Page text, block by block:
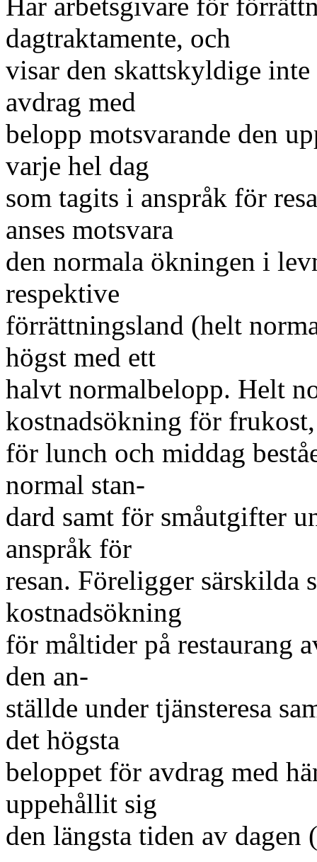
dagtraktamente, och
visar den skattskyldige
avdrag med
belopp motsvarande den
varje hel dag
som tagits i anspråk för
anses motsvara
den normala ökningen i
respektive
förrättningsland (helt
högst med ett
halvt normalbelopp. Helt
kostnadsökning för frukost,
för lunch och middag
normal stan-
dard samt för småutgifter
anspråk för
resan. Föreligger särskilda
kostnadsökning
för måltider på restaurang
den an-
ställde under tjänsteresa
det högsta
beloppet för avdrag med
uppehållit sig
den längsta tiden av dagen